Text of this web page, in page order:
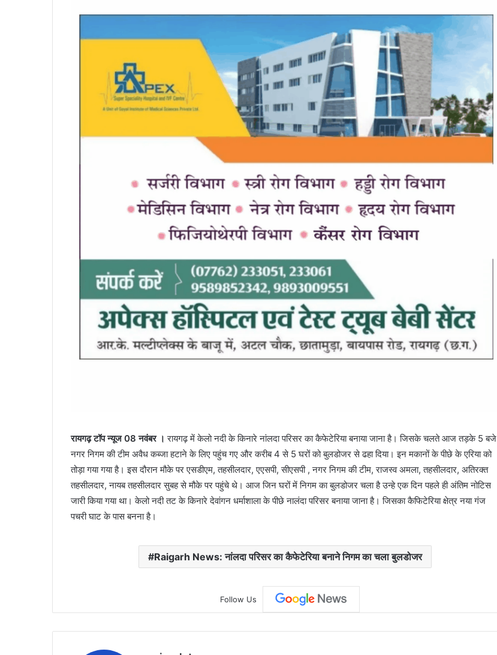
रायगढ़ टॉप न्यूज 08 नवंबर । रायगढ़ में केलो नदी के किनारे नांलदा परिसर का कैफेटेरिया बनाया जाना है। जिसके चलते आज तड़के 5 बजे
नगर निगम की टीम अवैध कब्जा हटाने के लिए पहुंच गए और करीब 4 से 5 घरों को बुलडोजर से ढहा दिया। इन मकानों के पीछे के एरिया को
तोड़ा गया गया है। इस दौरान मौके पर एसडीएम, तहसीलदार, एएसपी, सीएसपी , नगर निगम की टीम, राजस्व अमला, तहसीलदार, अतिरक्त
तहसीलदार, नायब तहसीलदार सुबह से मौके पर पहुंचे थे। आज जिन घरों में निगम का बुलडोजर चला है उन्हे एक दिन पहले ही अंतिम नोटिस
जारी किया गया था। केलो नदी तट के किनारे देवांगन धर्माशाला के पीछे नालंदा परिसर बनाया जाना है। जिसका कैफिटेरिया क्षेत्र नया गंज
पचरी घाट के पास बनना है।
Raigarh News: नांलदा परिसर का कैफेटेरिया बनाने निगम का चला बुलडोजर
Follow Us